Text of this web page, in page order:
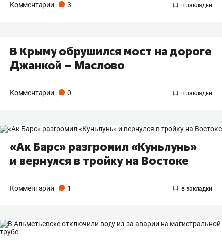
Комментарии 3
В Крыму обрушился мост на дороге
Джанкой – Маслово
Комментарии 0
«Ак Барс» разгромил «Куньлунь»
и вернулся в тройку на Востоке
Комментарии 1